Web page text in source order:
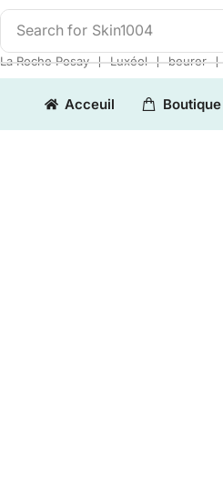
Search for Skin1004
La Roche Posay ❘ Luxéol ❘ beurer ❘
Acceuil Boutique